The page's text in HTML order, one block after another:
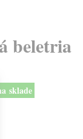
beletria
sklade